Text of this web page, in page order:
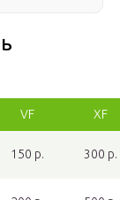
VF XF
150 р. 300 р.